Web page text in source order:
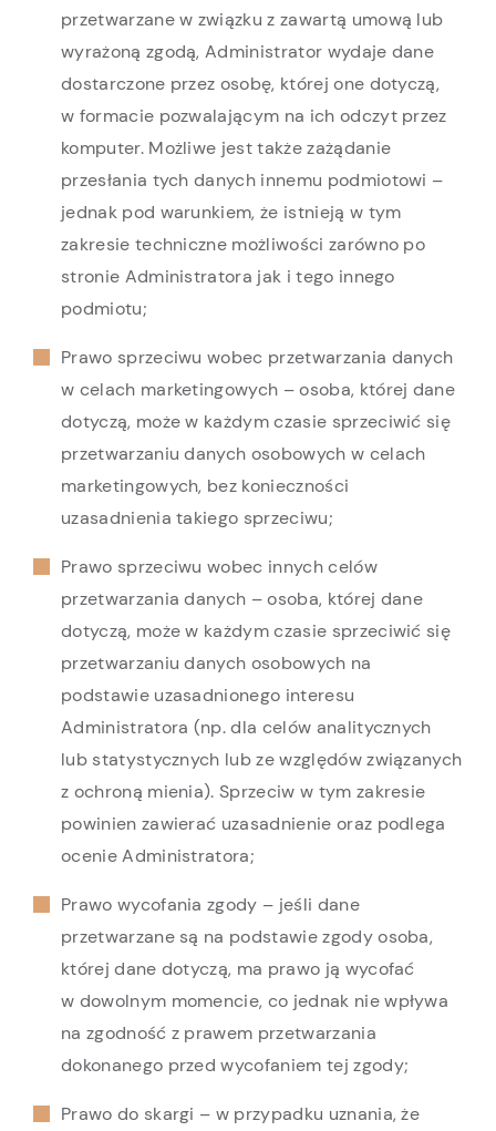
przetwarzane w związku z zawartą umową lub
wyrażoną zgodą, Administrator wydaje dane
dostarczone przez osobę, której one dotyczą,
w formacie pozwalającym na ich odczyt przez
komputer. Możliwe jest także zażądanie
przesłania tych danych innemu podmiotowi –
jednak pod warunkiem, że istnieją w tym
zakresie techniczne możliwości zarówno po
stronie Administratora jak i tego innego
podmiotu;
Prawo sprzeciwu wobec przetwarzania danych
w celach marketingowych – osoba, której dane
dotyczą, może w każdym czasie sprzeciwić się
przetwarzaniu danych osobowych w celach
marketingowych, bez konieczności
uzasadnienia takiego sprzeciwu;
Prawo sprzeciwu wobec innych celów
przetwarzania danych – osoba, której dane
dotyczą, może w każdym czasie sprzeciwić się
przetwarzaniu danych osobowych na
podstawie uzasadnionego interesu
Administratora (np. dla celów analitycznych
lub statystycznych lub ze względów związanych
z ochroną mienia). Sprzeciw w tym zakresie
powinien zawierać uzasadnienie oraz podlega
ocenie Administratora;
Prawo wycofania zgody – jeśli dane
przetwarzane są na podstawie zgody osoba,
której dane dotyczą, ma prawo ją wycofać
w dowolnym momencie, co jednak nie wpływa
na zgodność z prawem przetwarzania
dokonanego przed wycofaniem tej zgody;
Prawo do skargi – w przypadku uznania, że